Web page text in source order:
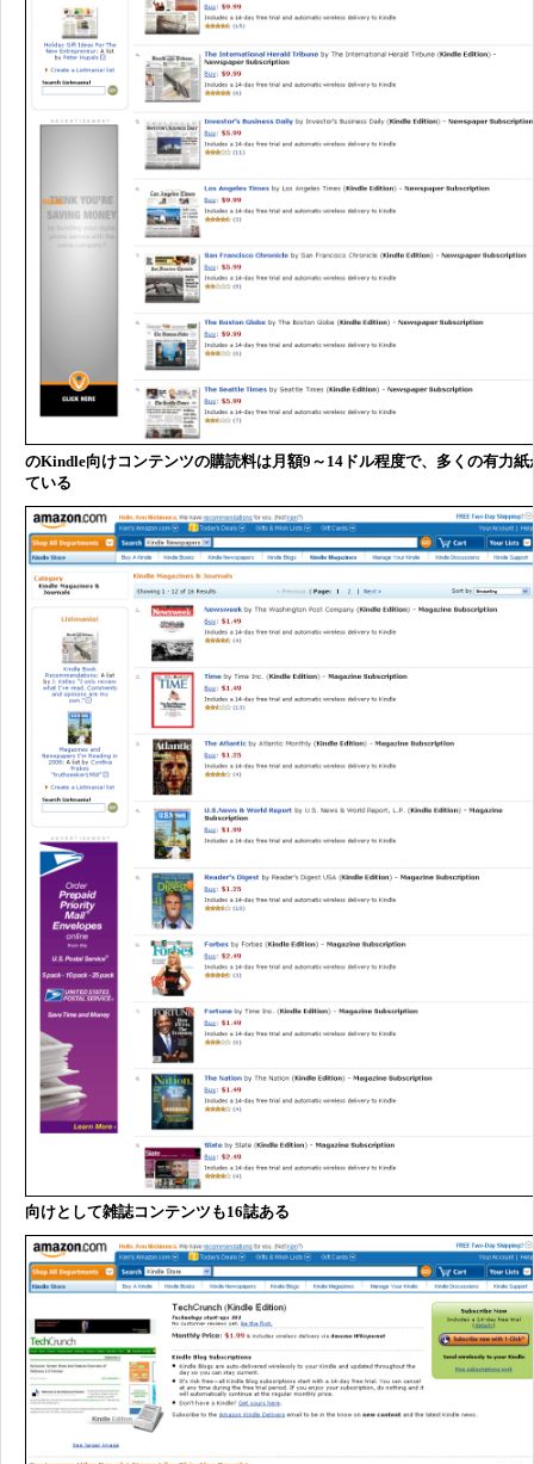
のKindle向けコンテンツの購読料は月額9～14ドル程度で、多くの有力紙
ている
向けとして雑誌コンテンツも16誌ある